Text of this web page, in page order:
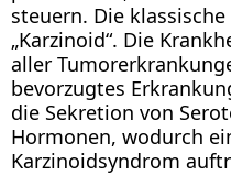
steuern. Die
„Karzinoid“. Die
aller
bevorzugtes
die Sekretion von
Hormonen, wodurch
Karzinoidsyndrom